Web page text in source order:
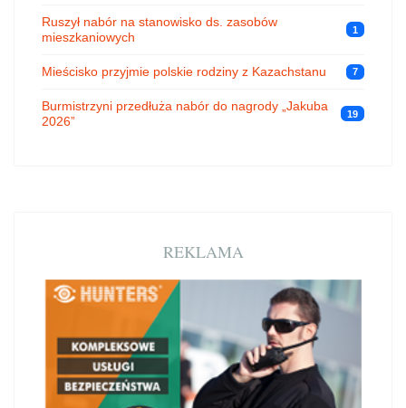
Ruszył nabór na stanowisko ds. zasobów
mieszkaniowych
1
Mieścisko przyjmie polskie rodziny z Kazachstanu 7
Burmistrzyni przedłuża nabór do nagrody „Jakuba
2026”
19
REKLAMA